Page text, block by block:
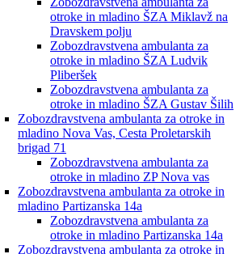
otroke in mladino ŠZA Miklavž na
Dravskem polju
Zobozdravstvena ambulanta za
otroke in mladino ŠZA Ludvik
Pliberšek
Zobozdravstvena ambulanta za
otroke in mladino ŠZA Gustav Šilih
Zobozdravstvena ambulanta za otroke in
mladino Nova Vas, Cesta Proletarskih
brigad 71
Zobozdravstvena ambulanta za
otroke in mladino ZP Nova vas
Zobozdravstvena ambulanta za otroke in
mladino Partizanska 14a
Zobozdravstvena ambulanta za
otroke in mladino Partizanska 14a
Zobozdravstvena ambulanta za otroke in